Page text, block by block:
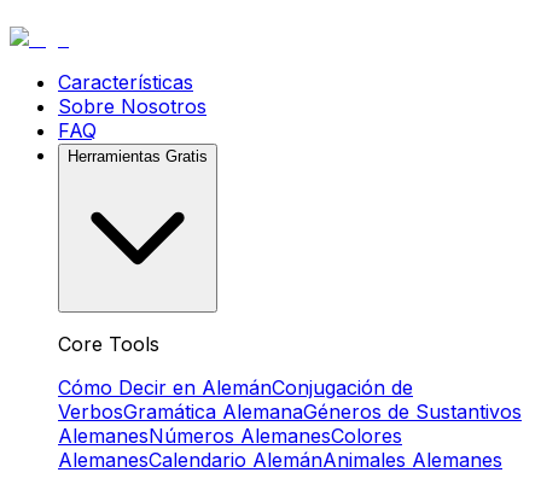
Características
Sobre Nosotros
FAQ
Herramientas Gratis
Core Tools
Cómo Decir en AlemánConjugación de
VerbosGramática AlemanaGéneros de Sustantivos
AlemanesNúmeros AlemanesColores
AlemanesCalendario AlemánAnimales Alemanes